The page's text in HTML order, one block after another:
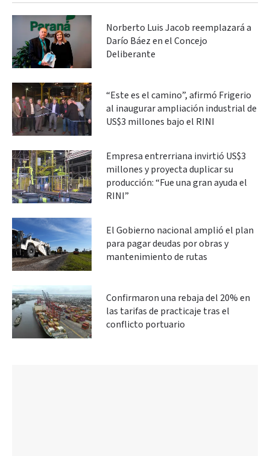
Norberto Luis Jacob reemplazará a
Darío Báez en el Concejo
Deliberante
“Este es el camino”, afirmó Frigerio
al inaugurar ampliación industrial de
US$3 millones bajo el RINI
Empresa entrerriana invirtió US$3
millones y proyecta duplicar su
producción: “Fue una gran ayuda el
RINI”
El Gobierno nacional amplió el plan
para pagar deudas por obras y
mantenimiento de rutas
Confirmaron una rebaja del 20% en
las tarifas de practicaje tras el
conflicto portuario